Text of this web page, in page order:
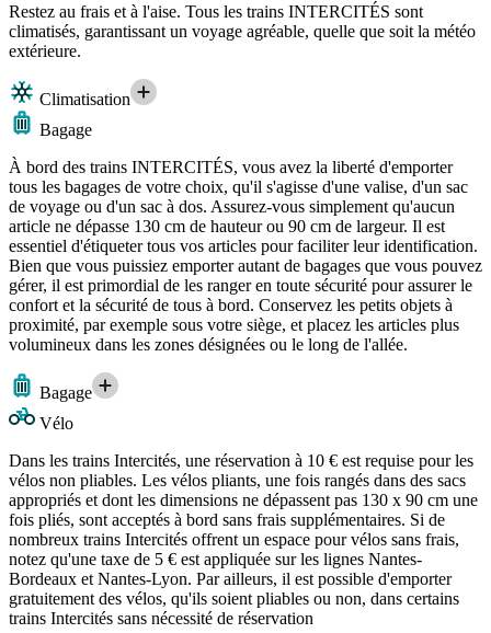
Restez au frais et à l'aise. Tous les trains INTERCITÉS sont
climatisés, garantissant un voyage agréable, quelle que soit la météo
extérieure.
Climatisation
Bagage
À bord des trains INTERCITÉS, vous avez la liberté d'emporter
tous les bagages de votre choix, qu'il s'agisse d'une valise, d'un sac
de voyage ou d'un sac à dos. Assurez-vous simplement qu'aucun
article ne dépasse 130 cm de hauteur ou 90 cm de largeur. Il est
essentiel d'étiqueter tous vos articles pour faciliter leur identification.
Bien que vous puissiez emporter autant de bagages que vous pouvez
gérer, il est primordial de les ranger en toute sécurité pour assurer le
confort et la sécurité de tous à bord. Conservez les petits objets à
proximité, par exemple sous votre siège, et placez les articles plus
volumineux dans les zones désignées ou le long de l'allée.
Bagage
Vélo
Dans les trains Intercités, une réservation à 10 € est requise pour les
vélos non pliables. Les vélos pliants, une fois rangés dans des sacs
appropriés et dont les dimensions ne dépassent pas 130 x 90 cm une
fois pliés, sont acceptés à bord sans frais supplémentaires. Si de
nombreux trains Intercités offrent un espace pour vélos sans frais,
notez qu'une taxe de 5 € est appliquée sur les lignes Nantes-
Bordeaux et Nantes-Lyon. Par ailleurs, il est possible d'emporter
gratuitement des vélos, qu'ils soient pliables ou non, dans certains
trains Intercités sans nécessité de réservation